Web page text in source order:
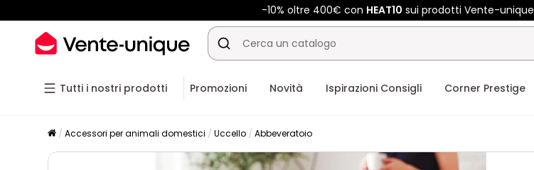
-10% oltre 400€ con HEAT10 sui prodotti Vente-unique
Tutti i nostri prodotti Promozioni Novità Ispirazioni Consigli Corner Prestige
Accessori per animali domestici Uccello Abbeveratoio